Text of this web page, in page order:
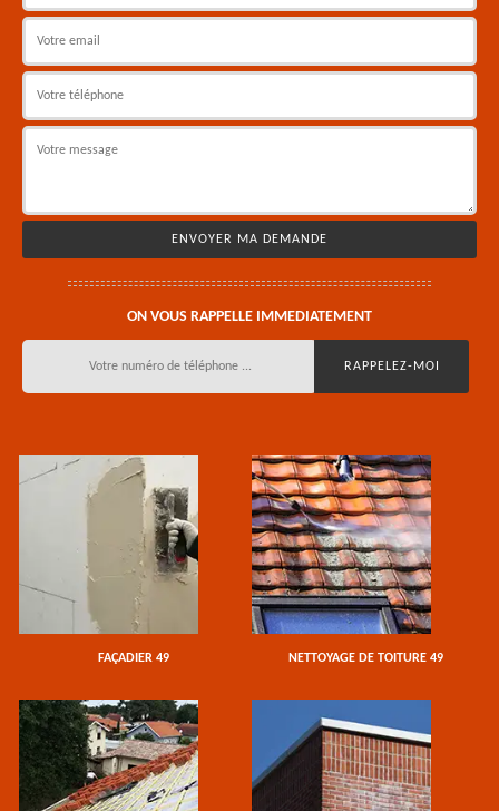
ON VOUS RAPPELLE IMMEDIATEMENT
FAÇADIER 49 NETTOYAGE DE TOITURE 49